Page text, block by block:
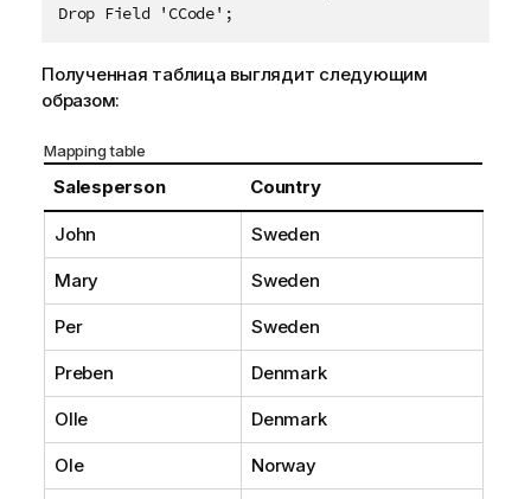
Drop Field 'CCode';
Полученная таблица выглядит следующим
образом:
Mapping table
Salesperson Country
John Sweden
Mary Sweden
Per Sweden
Preben Denmark
Olle Denmark
Ole Norway